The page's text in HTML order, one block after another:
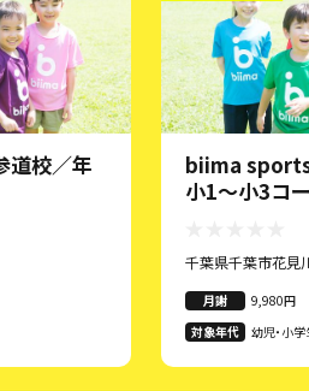
道校／年
biima sports
小1〜小3コー
千葉県千葉市花見
月謝
9,980円
対象年代
幼児・小